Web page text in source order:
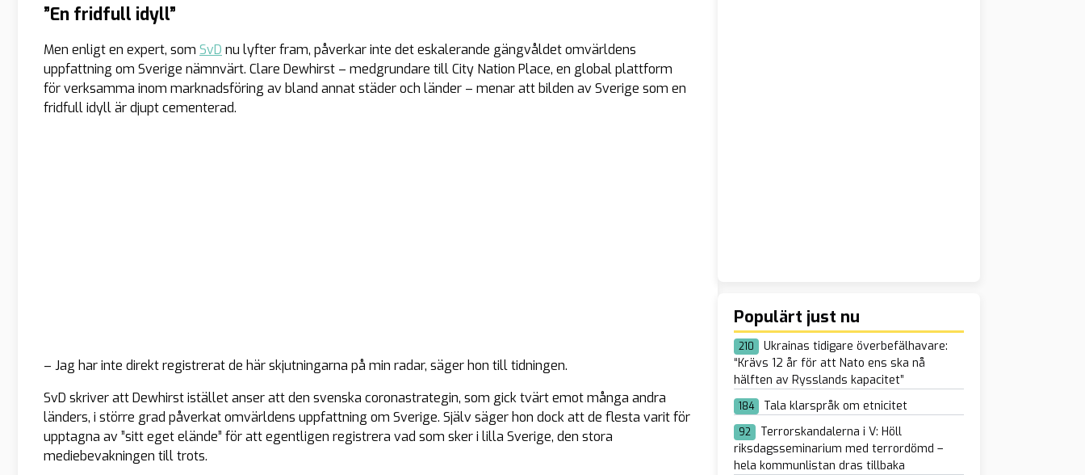
”En fridfull idyll”
Men enligt en expert, som SvD nu lyfter fram, påverkar inte det eskalerande gängvåldet omvärldens
uppfattning om Sverige nämnvärt. Clare Dewhirst – medgrundare till City Nation Place, en global plattform
för verksamma inom marknadsföring av bland annat städer och länder – menar att bilden av Sverige som en
fridfull idyll är djupt cementerad.
– Jag har inte direkt registrerat de här skjutningarna på min radar, säger hon till tidningen.
SvD skriver att Dewhirst istället anser att den svenska coronastrategin, som gick tvärt emot många andra
länders, i större grad påverkat omvärldens uppfattning om Sverige. Själv säger hon dock att de flesta varit för
upptagna av ”sitt eget elände” för att egentligen registrera vad som sker i lilla Sverige, den stora
mediebevakningen till trots.
Populärt just nu
210
Ukrainas tidigare överbefälhavare:
“Krävs 12 år för att Nato ens ska nå
hälften av Rysslands kapacitet”
184 Tala klarspråk om etnicitet
92
Terrorskandalerna i V: Höll
riksdagsseminarium med terrordömd –
hela kommunlistan dras tillbaka